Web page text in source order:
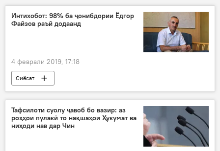
Интихобот: 98% ба ҷонибдории Ёдгор
Файзов раъй додаанд
4 феврали 2019, 17:18
Сиёсат
Тафсилоти суолу ҷавоб бо вазир: аз
роҳҳои пулакӣ то нақшаҳои Ҳукумат ва
ниҳоди нав дар Чин